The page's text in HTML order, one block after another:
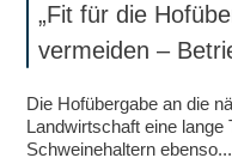
„Fit für die
vermeiden –
Die Hofübergabe an die
Landwirtschaft eine lange
Schweinehaltern ebenso...